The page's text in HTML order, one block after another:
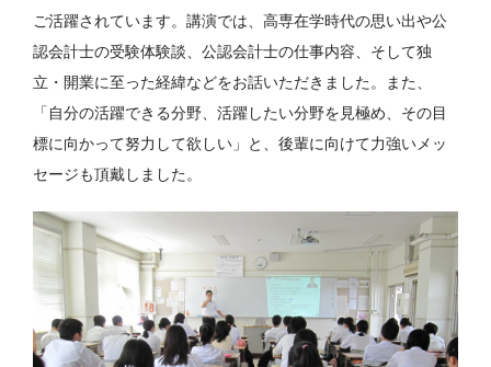
ご活躍されています。講演では、高専在学時代の思い出や公
認会計士の受験体験談、公認会計士の仕事内容、そして独
立・開業に至った経緯などをお話いただきました。また、
「自分の活躍できる分野、活躍したい分野を見極め、その目
標に向かって努力して欲しい」と、後輩に向けて力強いメッ
セージも頂戴しました。